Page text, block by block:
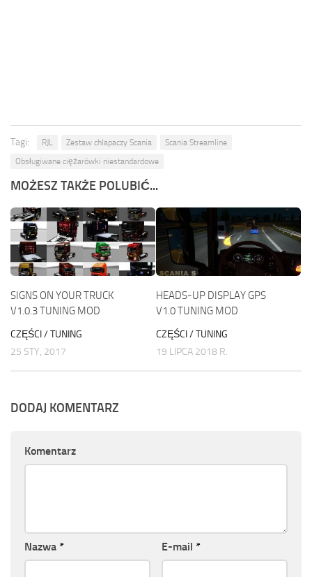
Tagi: RJL Zestaw chlapaczy Scania
Scania Streamline
Obsługiwane ciężarówki niestandardowe
MOŻESZ TAKŻE POLUBIĆ...
SIGNS ON YOUR TRUCK
V1.0.3 TUNING MOD
CZĘŚCI / TUNING
25 STY, 2017
HEADS-UP DISPLAY GPS
V1.0 TUNING MOD
CZĘŚCI / TUNING
19 LIPCA 2018 R.
DODAJ KOMENTARZ
Komentarz
Nazwa * E-mail *